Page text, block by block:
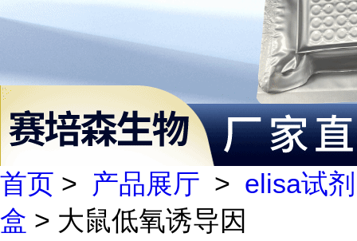
首页 > 产品展厅 > elisa试剂
盒 > 大鼠低氧诱导因